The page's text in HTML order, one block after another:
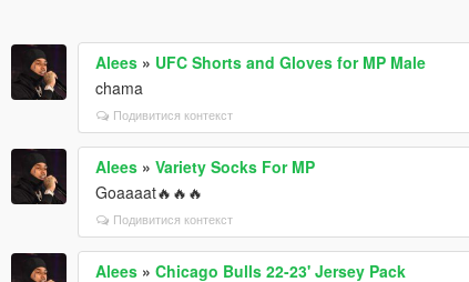
Alees » UFC Shorts and Gloves for MP Male
chama
Подивитися контекст
Alees »Variety Socks For MP
Goaaaat🔥🔥🔥
Подивитися контекст
Alees »Chicago Bulls 22-23' Jersey Pack